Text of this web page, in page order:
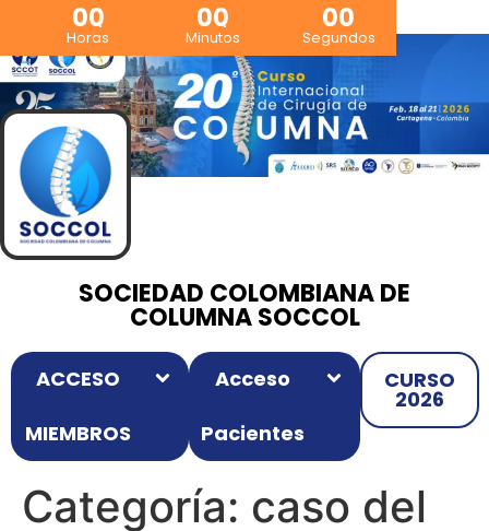
00
Horas
00
Minutos
00
Segundos
SOCIEDAD COLOMBIANA DE
COLUMNA SOCCOL
ACCESO
MIEMBROS
Acceso
Pacientes
CURSO
2026
Categoría: caso del